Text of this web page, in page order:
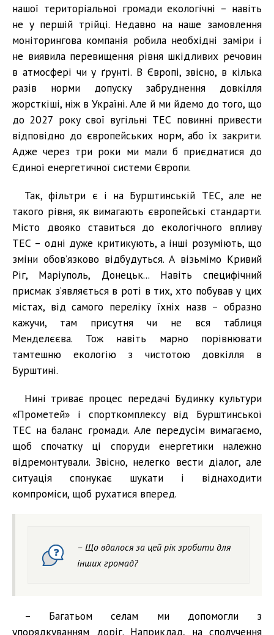
нашої територіальної громади екологічні – навіть
не у першій трійці. Недавно на наше замовлення
моніторингова компанія робила необхідні заміри і
не виявила перевищення рівня шкідливих речовин
в атмосфері чи у ґрунті. В Європі, звісно, в кілька
разів норми допуску забруднення довкілля
жорсткіші, ніж в Україні. Але й ми йдемо до того, що
до 2027 року свої вугільні ТЕС повинні привести
відповідно до європейських норм, або їх закрити.
Адже через три роки ми мали б приєднатися до
Єдиної енергетичної системи Європи.
Так, фільтри є і на Бурштинській ТЕС, але не
такого рівня, як вимагають європейські стандарти.
Місто двояко ставиться до екологічного впливу
ТЕС – одні дуже критикують, а інші розуміють, що
зміни обов’язково відбудуться. А візьмімо Кривий
Ріг, Маріуполь, Донецьк... Навіть специфічний
присмак з’являється в роті в тих, хто побував у цих
містах, від самого переліку їхніх назв – образно
кажучи, там присутня чи не вся таблиця
Менделєєва. Тож навіть марно порівнювати
тамтешню екологію з чистотою довкілля в
Бурштині.
Нині триває процес передачі Будинку культури
«Прометей» і спорткомплексу від Бурштинської
ТЕС на баланс громади. Але передусім вимагаємо,
щоб спочатку ці споруди енергетики належно
відремонтували. Звісно, нелегко вести діалог, але
ситуація спонукає шукати і віднаходити
компроміси, щоб рухатися вперед.
– Що вдалося за цей рік зробити для
інших громад?
– Багатьом селам ми допомогли з
упорядкуванням доріг. Наприклад, на сполучення